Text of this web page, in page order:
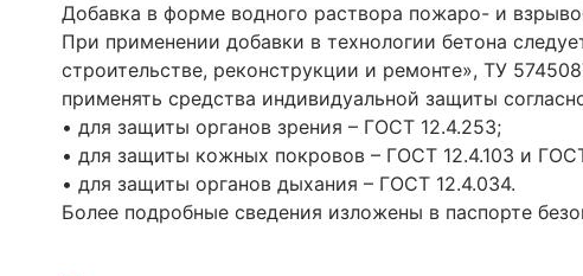
Добавка в форме водного раствора пожаро- и
При применении добавки в технологии бетона
строительстве, реконструкции и ремонте», ТУ
применять средства индивидуальной защиты
• для защиты органов зрения – ГОСТ 12.4.253;
• для защиты кожных покровов – ГОСТ 12.4.103 и
• для защиты органов дыхания – ГОСТ 12.4.034.
Более подробные сведения изложены в паспорте